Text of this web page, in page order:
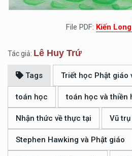
File PDF: Kiến
Tác giả: Lê Huy Trứ
Tags Triết học Phật giáo
toán học toán học và thiền
Nhận thức về thực tại Vũ
Stephen Hawking và Phật giáo